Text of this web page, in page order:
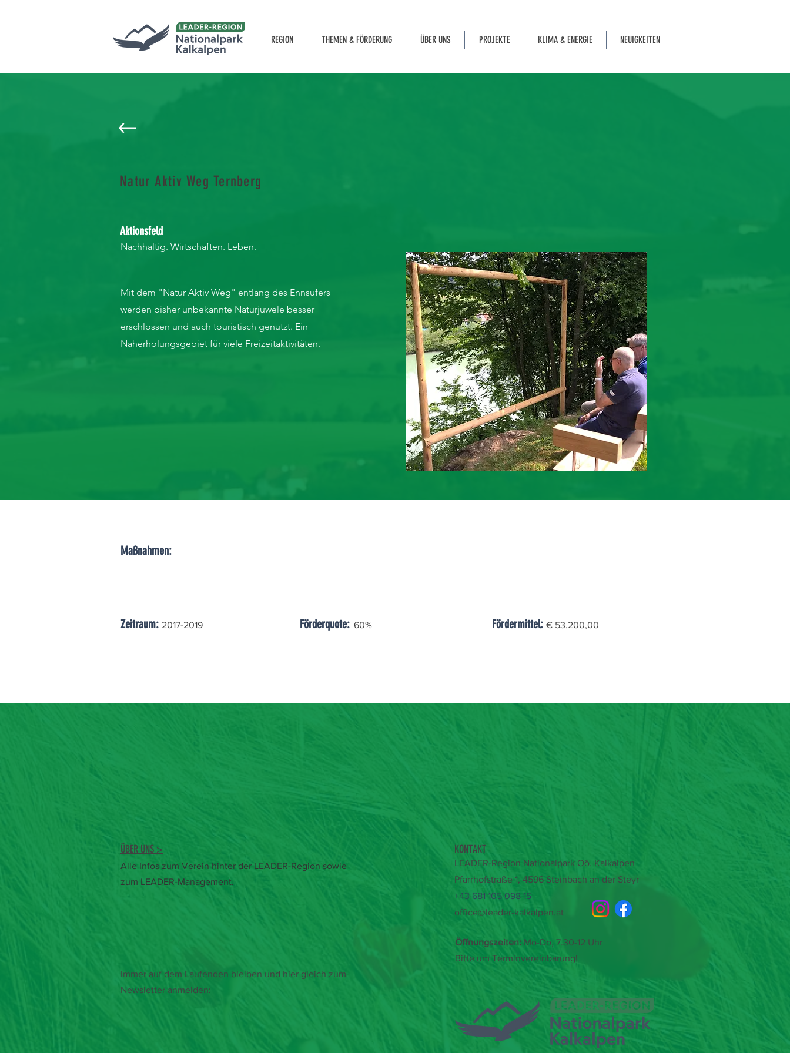
REGION THEMEN & FÖRDERUNG ÜBER UNS PROJEKTE KLIMA & ENERGIE NEUIGKEITEN
Natur Aktiv Weg Ternberg
Aktionsfeld
Nachhaltig. Wirtschaften. Leben.
Mit dem "Natur Aktiv Weg" entlang des Ennsufers
werden bisher unbekannte Naturjuwele besser
erschlossen und auch touristisch genutzt. Ein
Naherholungsgebiet für viele Freizeitaktivitäten.
Maßnahmen:
Zeitraum: 2017-2019 Förderquote: 60% Fördermittel: € 53.200,00
ÜBER UNS >
Alle Infos zum Verein hinter der LEADER-Region sowie
zum LEADER-Management.
LEADER-Region Nationalpark Oö. Kalkalpen
Pfarrhofstraße 1, 4596 Steinbach an der Steyr
+43 681 105 098 15
office@leader-kalkalpen.at
KONTAKT
Öffnungszeiten: Mo-Do, 7.30-12 Uhr
Bitte um Terminvereinbarung!
Immer auf dem Laufenden bleiben und hier gleich zum
Newsletter anmelden: